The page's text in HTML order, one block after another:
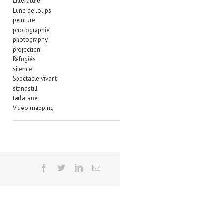
Lune de loups
peinture
photographie
photography
projection
Réfugiés
silence
Spectacle vivant
standstill
tarlatane
Vidéo mapping